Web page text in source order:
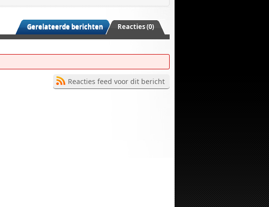
Reacties (0)
Gerelateerde berichten
Reacties feed voor dit bericht